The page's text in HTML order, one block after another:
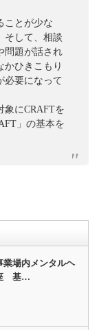
ことが少な
そして、相談
問題が話され
かひきこもり
必要になって
象にCRAFTを
」の基本を
業場内メンタルヘ
座 基…